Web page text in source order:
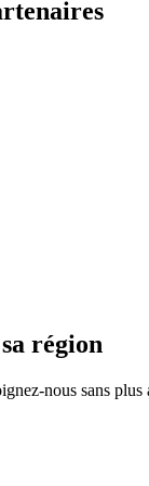
région
nous sans plus